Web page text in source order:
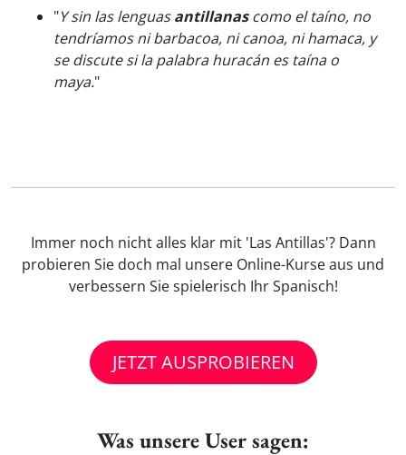
"Y sin las lenguasantillanascomo el taíno, no
tendríamos ni barbacoa, ni canoa, ni hamaca, y
se discute si la palabra huracán es taína o
maya."
Immer noch nicht alles klar mit 'Las Antillas'? Dann
probieren Sie doch mal unsere Online-Kurse aus und
verbessern Sie spielerisch Ihr Spanisch!
JETZT AUSPROBIEREN
Was unsere User sagen: